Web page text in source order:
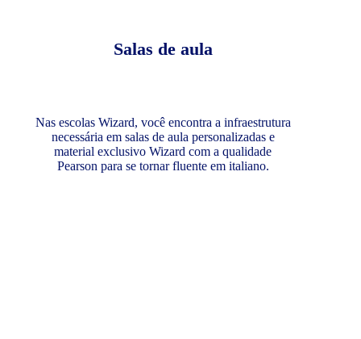
Salas de aula
Nas escolas Wizard, você encontra a infraestrutura
necessária em salas de aula personalizadas e
material exclusivo Wizard com a qualidade
Pearson para se tornar fluente em italiano.